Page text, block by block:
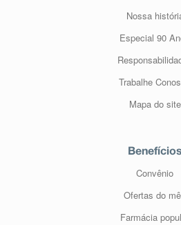
Nossa
Especial 90
Trabalhe
Mapa do site
Benefícios
Convênio
Ofertas do
Farmácia